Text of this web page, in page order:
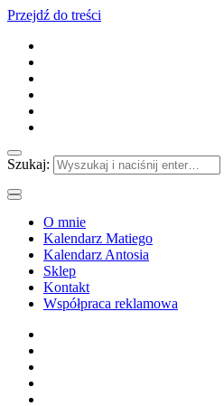
Przejdź do treści
Szukaj:
O mnie
Kalendarz Matiego
Kalendarz Antosia
Sklep
Kontakt
Współpraca reklamowa